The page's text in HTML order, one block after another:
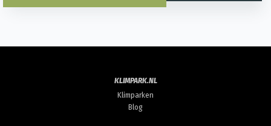
KLIMPARK.NL
Klimparken
Blog